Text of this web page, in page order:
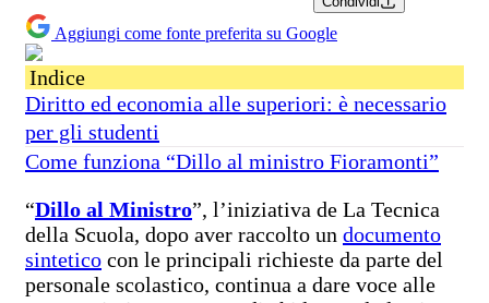
Aggiungi come fonte preferita su Google
Indice
Diritto ed economia alle superiori: è necessario
per gli studenti
Come funziona “Dillo al ministro Fioramonti”
“Dillo al Ministro”, l’iniziativa de La Tecnica
della Scuola, dopo aver raccolto un documento
sintetico con le principali richieste da parte del
personale scolastico, continua a dare voce alle